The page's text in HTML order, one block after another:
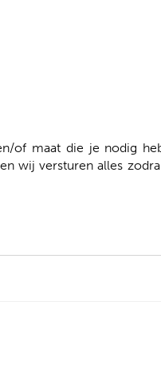
of maat die je nodig
wij versturen alles